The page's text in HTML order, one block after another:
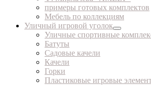
примеры готовых комплектов
Мебель по коллекциям
Уличный игровой уголок
Уличные спортивные
Батуты
Садовые качели
Качели
Горки
Пластиковые игровые